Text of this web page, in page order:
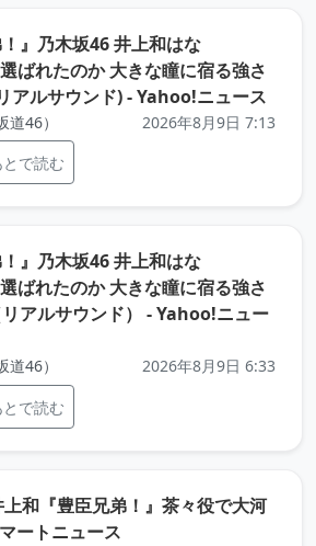
！』乃木坂46 井上和はな
ばれたのか 大きな瞳に宿る強さ
アルサウンド) - Yahoo!ニュース
46）
2026年8月9日 7:13
とで読む
！』乃木坂46 井上和はな
ばれたのか 大きな瞳に宿る強さ
アルサウンド） - Yahoo!ニュー
46）
2026年8月9日 6:33
とで読む
和『豊臣兄弟！』茶々役で大河
ートニュース